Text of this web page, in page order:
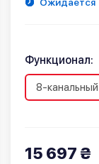
Функционал:
8-канальный
15 697 ₴